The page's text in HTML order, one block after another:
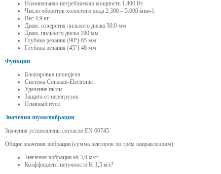
Номинальная потребляемая мощность 1.800 Вт
Число оборотов холостого хода 2.300 – 5.000 мин-1
Вес 4,9 кг
Диам. отверстия пильного диска 30,0 мм
Диам. пильного диска 190 мм
Глубина резания (90°) 65 мм
Глубина резания (45°) 48 мм
Функции
Блокировка шпинделя
Система Constant-Electronic
Удаление пыли
Защита от перегрузок
Плавный пуск
Значения шума/вибрации
Значения установлены согласно EN 60745
Общие значения вибрации (сумма векторов по трём направлениям)
Значение вибрации ah 3,0 м/с²
Коэффициент неточности K 1,5 м/с²